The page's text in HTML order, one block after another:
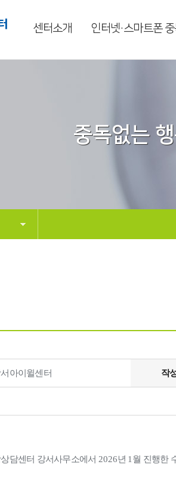
센터소개 인터넷·스마트폰
중독없는
아이윌센터 작
담센터 강서사무소에서 2026년 1 월 진행한